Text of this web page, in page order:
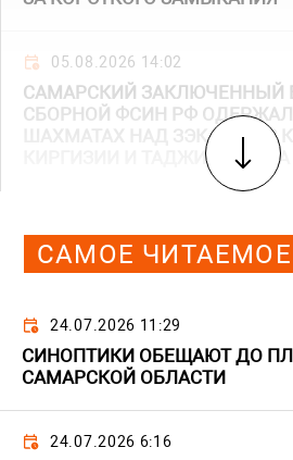
05.08.2026 14:02
САМАРСКИЙ ЗАКЛЮЧЕННЫЙ
СБОРНОЙ ФСИН РФ
ШАХМАТАХ НАД ЗЭКАМИ ИЗ
КИРГИЗИИ И ТАДЖИКИСТАНА
САМОЕ ЧИТАЕМОЕ
24.07.2026 11:29
СИНОПТИКИ ОБЕЩАЮТ ДО
САМАРСКОЙ ОБЛАСТИ
24.07.2026 6:16